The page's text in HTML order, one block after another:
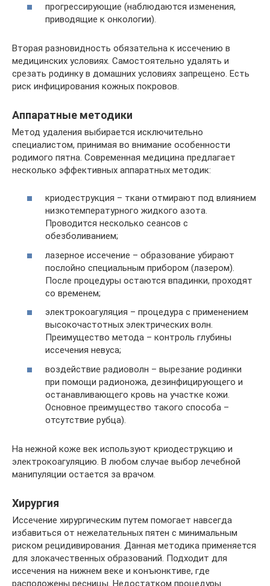
прогрессирующие (наблюдаются изменения,
приводящие к онкологии).
Вторая разновидность обязательна к иссечению в
медицинских условиях. Самостоятельно удалять и
срезать родинку в домашних условиях запрещено. Есть
риск инфицирования кожных покровов.
Аппаратные методики
Метод удаления выбирается исключительно
специалистом, принимая во внимание особенности
родимого пятна. Современная медицина предлагает
несколько эффективных аппаратных методик:
криодеструкция – ткани отмирают под влиянием
низкотемпературного жидкого азота.
Проводится несколько сеансов с
обезболиванием;
лазерное иссечение – образование убирают
послойно специальным прибором (лазером).
После процедуры остаются впадинки, проходят
со временем;
электрокоагуляция – процедура с применением
высокочастотных электрических волн.
Преимущество метода – контроль глубины
иссечения невуса;
воздействие радиоволн – вырезание родинки
при помощи радионожа, дезинфицирующего и
останавливающего кровь на участке кожи.
Основное преимущество такого способа –
отсутствие рубца).
На нежной коже век используют криодеструкцию и
электрокоагуляцию. В любом случае выбор лечебной
манипуляции остается за врачом.
Хирургия
Иссечение хирургическим путем помогает навсегда
избавиться от нежелательных пятен с минимальным
риском рецидивирования. Данная методика применяется
для злокачественных образований. Подходит для
иссечения на нижнем веке и конъюнктиве, где
расположены ресницы. Недостатком процедуры